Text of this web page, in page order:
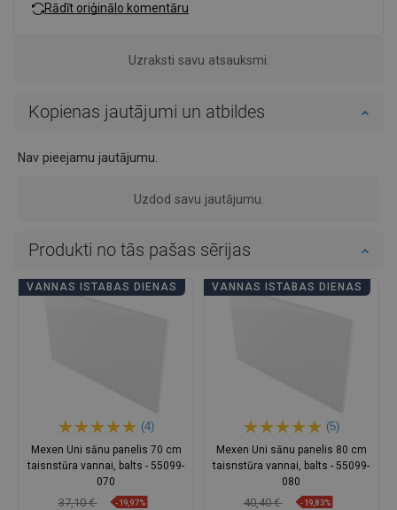
Rādīt oriģinālo komentāru
Uzraksti savu atsauksmi.
Kopienas jautājumi un atbildes
Nav pieejamu jautājumu.
Uzdod savu jautājumu.
Produkti no tās pašas sērijas
VANNAS ISTABAS DIENAS
(4)
Mexen Uni sānu panelis 70 cm
taisnstūra vannai, balts - 55099-
070
37,10 € -19,97%
VANNAS ISTABAS DIENAS
(5)
Mexen Uni sānu panelis 80 cm
taisnstūra vannai, balts - 55099-
080
40,40 € -19,83%